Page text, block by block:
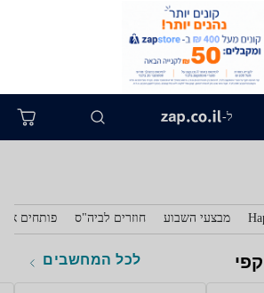
ל-
מבצעי השבוע חוזרים לביה"ס פותחים את
לכל המחשבים